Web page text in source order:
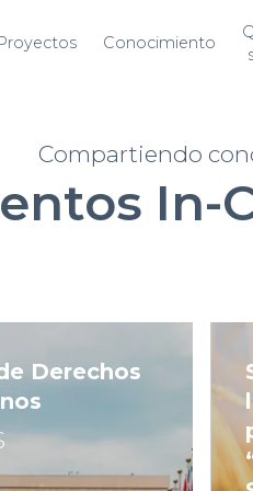
Conocimiento
Compartiendo
In-
Derechos